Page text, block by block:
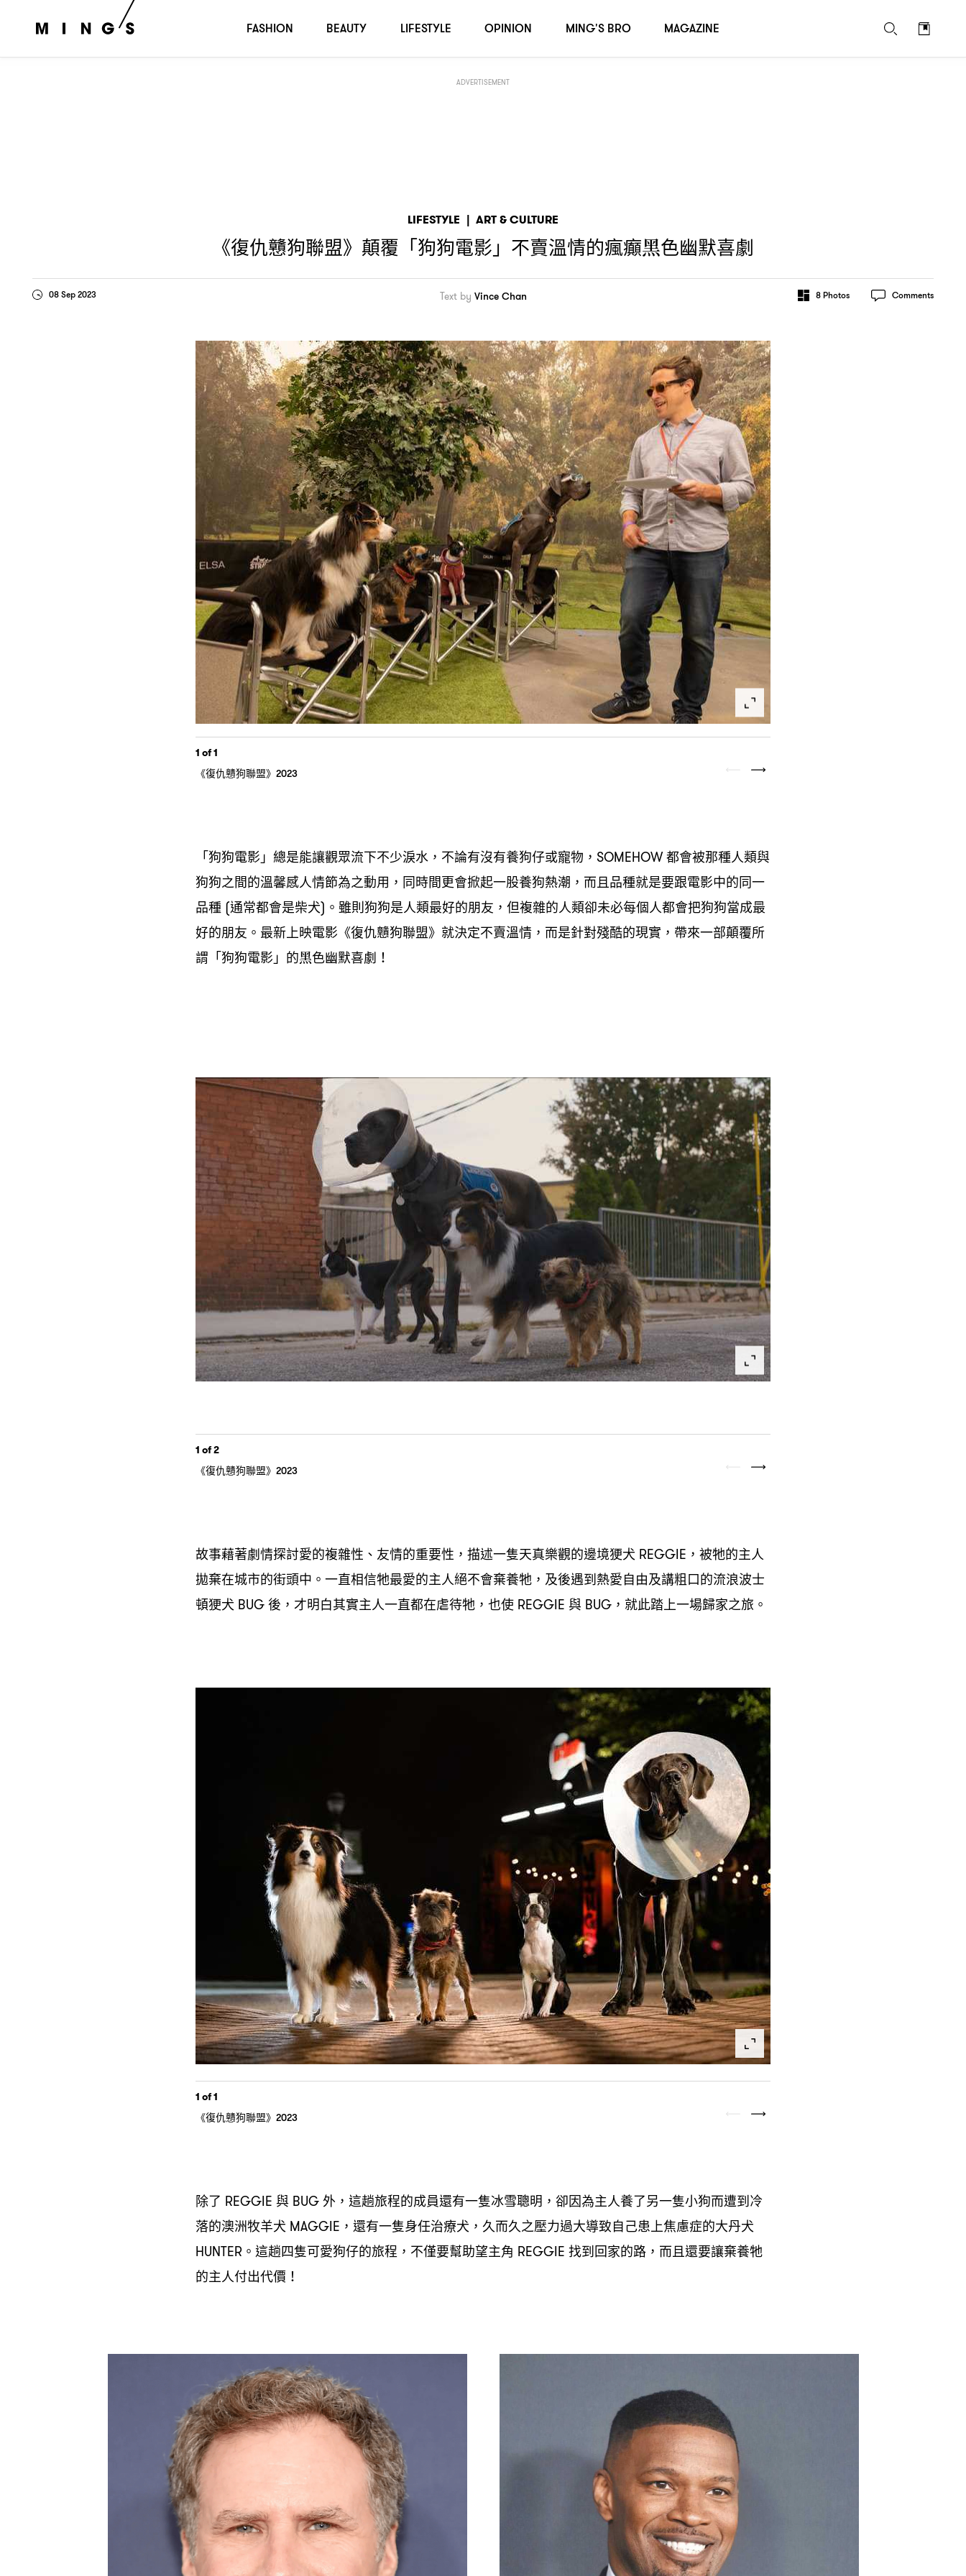
ADVERTISEMENT
LIFESTYLE | ART & CULTURE
《復仇戇狗聯盟》顛覆「狗狗電影」不賣溫情的瘋癲黑色幽默喜劇
08 Sep 2023 Text by Vince Chan 8Photos Comments
1 of 1
《復仇戇狗聯盟》 2023
「狗狗電影」總是能讓觀眾流下不少淚水 ， 不論有沒有養狗仔或寵物 ，SOMEHOW都會被那種人類與
狗狗之間的溫馨感人情節為之動用 ， 同時間更會掀起一股養狗熱潮 ， 而且品種就是要跟電影中的同一
品種 (通常都會是柴犬) 。雖則狗狗是人類最好的朋友 ， 但複雜的人類卻未必每個人都會把狗狗當成最
好的朋友。最新上映電影《復仇戇狗聯盟》就決定不賣溫情 ， 而是針對殘酷的現實 ， 帶來一部顛覆所
謂「狗狗電影」的黑色幽默喜劇 ！
1 of 2
《復仇戇狗聯盟》 2023
故事藉著劇情探討愛的複雜性、友情的重要性 ， 描述一隻天真樂觀的邊境㹴犬 REGGIE， 被牠的主人
拋棄在城市的街頭中。一直相信牠最愛的主人絕不會棄養牠 ， 及後遇到熱愛自由及講粗口的流浪波士
頓㹴犬 BUG後 ， 才明白其實主人一直都在虐待牠 ， 也使 REGGIE 與 BUG， 就此踏上一場歸家之旅。
1 of 1
《復仇戇狗聯盟》 2023
除了 REGGIE 與 BUG 外 ， 這趟旅程的成員還有一隻冰雪聰明 ， 卻因為主人養了另一隻小狗而遭到冷
落的澳洲牧羊犬 MAGGIE， 還有一隻身任治療犬 ， 久而久之壓力過大導致自己患上焦慮症的大丹犬
HUNTER 。這趟四隻可愛狗仔的旅程 ， 不僅要幫助望主角 REGGIE 找到回家的路 ， 而且還要讓棄養牠
的主人付出代價 ！
FASHION BEAUTY LIFESTYLE OPINION MING'S BRO MAGAZINE
《復仇戇狗聯盟》顛覆「狗狗電影」不賣溫情的瘋癲黑色幽默喜劇